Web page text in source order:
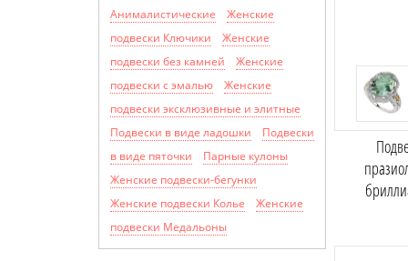
Анималистические
Женские
подвески Ключики
Женские
подвески без камней
Женские
подвески с эмалью
Женские
подвески эксклюзивные и элитные
Подвески в виде ладошки
Подвески
в виде пяточки
Парные кулоны
Женские подвески-бегунки
Женские подвески Колье
Женские
подвески Медальоны